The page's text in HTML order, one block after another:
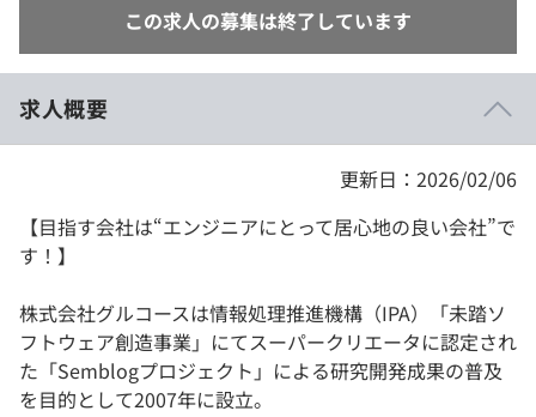
この求人の募集は終了しています
求人概要
更新日：2026/02/06
【目指す会社は“エンジニアにとって居心地の良い会社”で
す！】
株式会社グルコースは情報処理推進機構（IPA）「未踏ソ
フトウェア創造事業」にてスーパークリエータに認定され
た「Semblogプロジェクト」による研究開発成果の普及
を目的として2007年に設立。